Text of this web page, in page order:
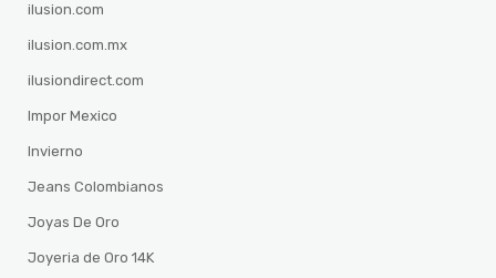
ilusion.com
ilusion.com.mx
ilusiondirect.com
Impor Mexico
Invierno
Jeans Colombianos
Joyas De Oro
Joyeria de Oro 14K